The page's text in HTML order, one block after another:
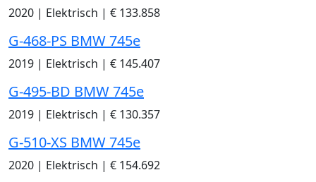
2020 | Elektrisch | € 133.858
G-468-PS BMW 745e
2019 | Elektrisch | € 145.407
G-495-BD BMW 745e
2019 | Elektrisch | € 130.357
G-510-XS BMW 745e
2020 | Elektrisch | € 154.692